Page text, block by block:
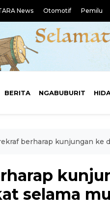
News Otomotif Pemilu
BERITA NGABUBURIT
berharap kunjungan ke
selama